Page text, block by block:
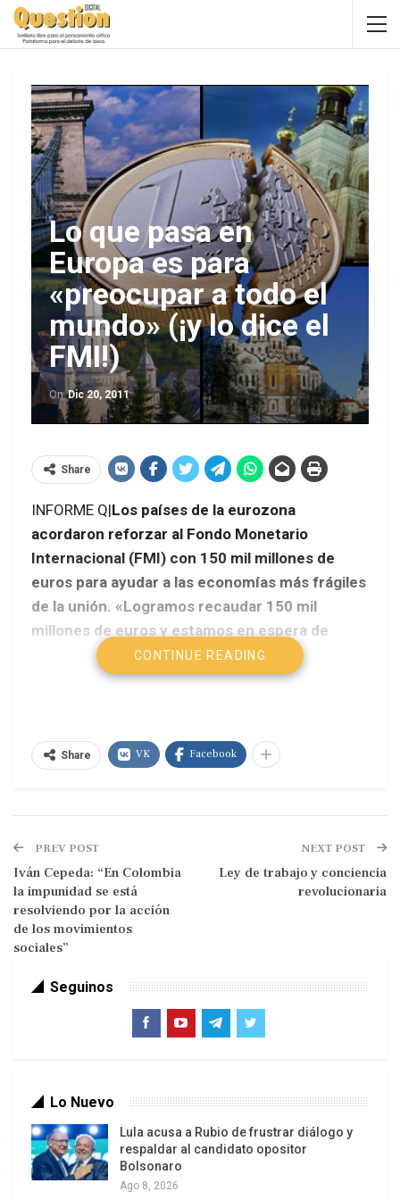
Lo que pasa en
Europa es para
«preocupar a todo el
mundo» (¡y lo dice el
FMI!)
OnDic 20, 2011
Share
INFORME Q|Los países de la eurozona
acordaron reforzar al Fondo Monetario
Internacional (FMI) con 150 mil millones de
euros para ayudar a las economías más frágiles
de la unión. «Logramos recaudar 150 mil
millones de euros y estamos en espera de
otros 50 mil millones que podrían ser
otorgados por otros países», aseguró un
Reino Unido se desmarcó de la iniciativa para,
Europea (UE) de este mes, entregar 200 mil
millones al FMI, informó la agencia de noticias
británica PA tras la teleconferencia.
logró que dicha aportación no aparezca más en la
declaración sobre la teleconferencia, indicó la
agencia antes de difundir el documento. Se trata
del segundo no de Reino Unido después de que
CONTINUE READING
Share VK Facebook
PREV POST
Iván Cepeda: “En Colombia
la impunidad se está
resolviendo por la acción
de los movimientos
sociales”
NEXT POST
Ley de trabajo y conciencia
revolucionaria
Seguinos
Lo Nuevo
Lula acusa a Rubio de frustrar diálogo y
respaldar al candidato opositor
Bolsonaro
Ago 8, 2026